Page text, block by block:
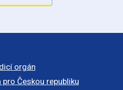
orgán
Českou republiku